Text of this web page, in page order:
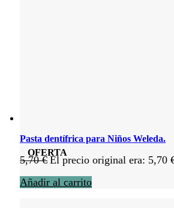
OFERTA
Pasta dentífrica para Niños Weleda.
5,70€ El precio original era: 5,70
Añadir al carrito